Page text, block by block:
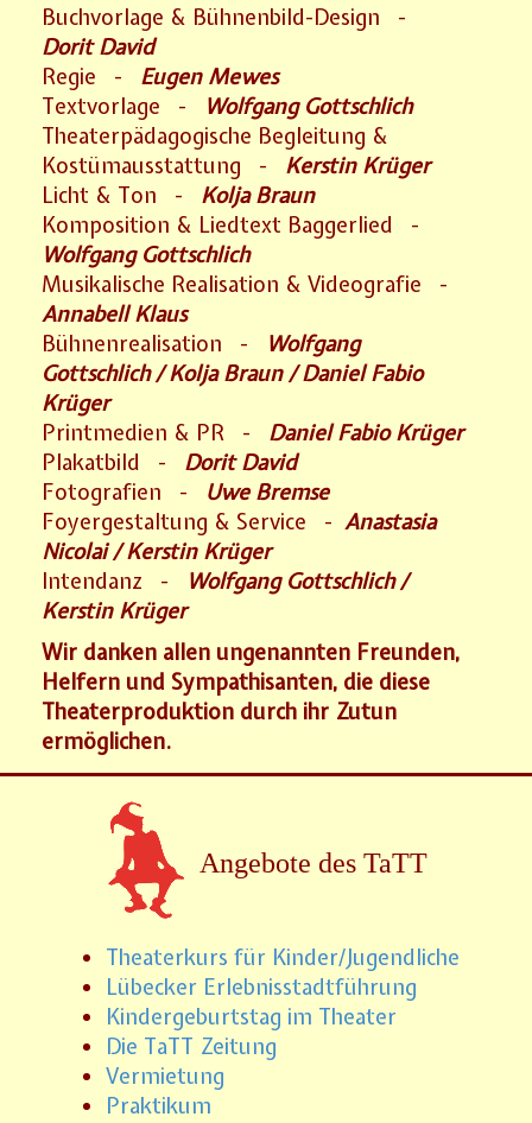
Buchvorlage & Bühnenbild-Design -
Dorit David
Regie - Eugen Mewes
Textvorlage -
Wolfgang Gottschlich
Theaterpädagogische Begleitung &
Kostümausstattung - Kerstin Krüger
Licht & Ton - Kolja Braun
Komposition & Liedtext Baggerlied -
Wolfgang Gottschlich
Musikalische Realisation & Videografie -
Annabell Klaus
Bühnenrealisation -
Wolfgang
Gottschlich / Kolja Braun / Daniel Fabio
Krüger
Printmedien & PR - Daniel Fabio Krüger
Plakatbild - Dorit David
Fotografien - Uwe Bremse
Foyergestaltung & Service -Anastasia
Nicolai / Kerstin Krüger
Intendanz -
Wolfgang Gottschlich /
Kerstin Krüger
Wir danken allen ungenannten Freunden,
Helfern und Sympathisanten, die diese
Theaterproduktion durch ihr Zutun
ermöglichen.
Angebote des TaTT
Theaterkurs für Kinder/Jugendliche
Lübecker Erlebnisstadtführung
Kindergeburtstag im Theater
Die TaTT Zeitung
Vermietung
Praktikum